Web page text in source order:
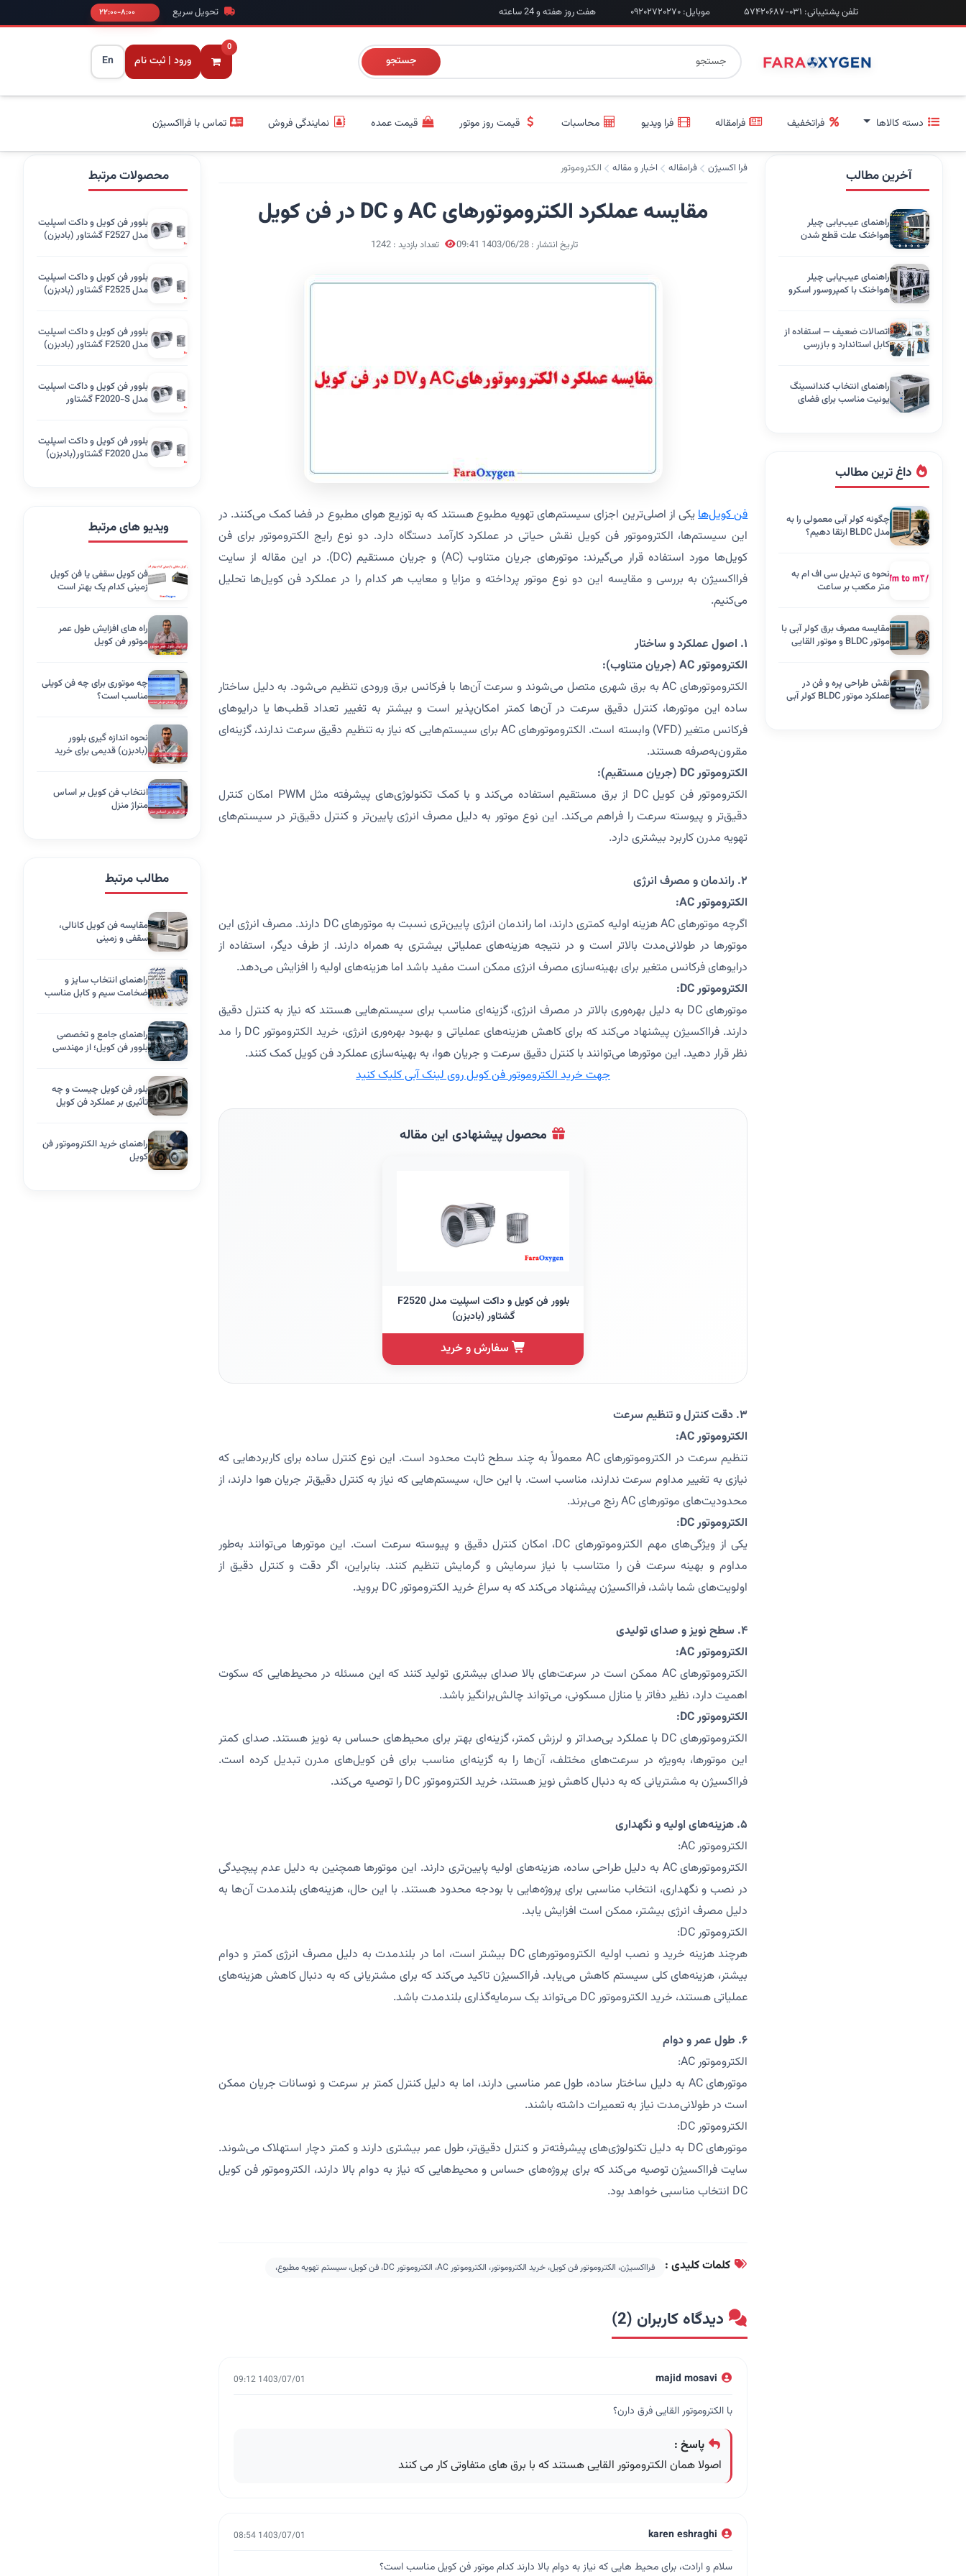
تلفن پشتیبانی: ۰۳۱-۵۷۴۲۰۶۸۷ موبایل: ۰۹۲۰۲۷۲۰۲۷۰ هفت روز هفته و 24 ساعته تحویل سریع
جستجو
0
ورود | ثبت نام En
دسته کالاها فراتخفیف فرامقاله فرا ویدیو محاسبات قیمت روز موتور قیمت عمده نمایندگی فروش تماس با فرااکسیژن
آخرین مطالب
راهنمای عیب‌یابی چیلر
هواخنک علت قطع شدن
راهنمای عیب‌یابی چیلر
هواخنک با کمپروسور اسکرو
اتصالات ضعیف — استفاده از
کابل استاندارد و بازرسی
راهنمای انتخاب کندانسینگ
یونیت مناسب برای فضای
داغ ترین مطالب
چگونه کولر آبی معمولی را به
مدل BLDC ارتقا دهیم؟
نحوه ی تبدیل سی اف ام به
متر مکعب بر ساعت
مقایسه مصرف برق کولر آبی با
موتور BLDC و موتور القایی
نقش طراحی پره و فن در
عملکرد موتور BLDC کولر آبی
فرا اکسیژن فرامقاله اخبار و مقاله الکتروموتور
مقایسه عملکرد الکتروموتورهای AC و DC در فن کویل
تاریخ انتشار : 1403/06/28 09:41 تعداد بازدید : 1242
فن کویل‌هایکی از اصلی‌ترین اجزای سیستم‌های تهویه مطبوع هستند که به توزیع هوای مطبوع در فضا کمک می‌کنند. در
این سیستم‌ها، الکتروموتور فن کویل نقش حیاتی در عملکرد کارآمد دستگاه دارد. دو نوع رایج الکتروموتور برای فن
کویل‌ها مورد استفاده قرار می‌گیرند: موتورهای جریان متناوب (AC) و جریان مستقیم (DC). در این مقاله از سایت
فرااکسیژن به بررسی و مقایسه این دو نوع موتور پرداخته و مزایا و معایب هر کدام را در عملکرد فن کویل‌ها تحلیل
می‌کنیم.
۱. اصول عملکرد و ساختار
الکتروموتور AC (جریان متناوب):
الکتروموتورهای AC به برق شهری متصل می‌شوند و سرعت آن‌ها با فرکانس برق ورودی تنظیم می‌شود. به دلیل ساختار
ساده این موتورها، کنترل دقیق سرعت در آن‌ها کمتر امکان‌پذیر است و بیشتر به تغییر تعداد قطب‌ها یا درایوهای
فرکانس متغیر (VFD) وابسته است. الکتروموتورهای AC برای سیستم‌هایی که نیاز به تنظیم دقیق سرعت ندارند، گزینه‌ای
مقرون‌به‌صرفه هستند.
الکتروموتور DC (جریان مستقیم):
الکتروموتور فن کویل DC از برق مستقیم استفاده می‌کند و با کمک تکنولوژی‌های پیشرفته مثل PWM امکان کنترل
دقیق‌تر و پیوسته سرعت را فراهم می‌کند. این نوع موتور به دلیل مصرف انرژی پایین‌تر و کنترل دقیق‌تر در سیستم‌های
تهویه مدرن کاربرد بیشتری دارد.
۲. راندمان و مصرف انرژی
الکتروموتور AC:
اگرچه موتورهای AC هزینه اولیه کمتری دارند، اما راندمان انرژی پایین‌تری نسبت به موتورهای DC دارند. مصرف انرژی این
موتورها در طولانی‌مدت بالاتر است و در نتیجه هزینه‌های عملیاتی بیشتری به همراه دارند. از طرف دیگر، استفاده از
درایوهای فرکانس متغیر برای بهینه‌سازی مصرف انرژی ممکن است مفید باشد اما هزینه‌های اولیه را افزایش می‌دهد.
الکتروموتور DC:
موتورهای DC به دلیل بهره‌وری بالاتر در مصرف انرژی، گزینه‌ای مناسب برای سیستم‌هایی هستند که نیاز به کنترل دقیق
دارند. فرااکسیژن پیشنهاد می‌کند که برای کاهش هزینه‌های عملیاتی و بهبود بهره‌وری انرژی، خرید الکتروموتور DC را مد
نظر قرار دهید. این موتورها می‌توانند با کنترل دقیق سرعت و جریان هوا، به بهینه‌سازی عملکرد فن کویل کمک کنند.
جهت خرید الکتروموتور فن کویل روی لینک آبی کلیک کنید
محصول پیشنهادی این مقاله
بلوور فن کویل و داکت اسپلیت مدل F2520
گشتاور (بادبزن)
سفارش و خرید
۳. دقت کنترل و تنظیم سرعت
الکتروموتور AC:
تنظیم سرعت در الکتروموتورهای AC معمولاً به چند سطح ثابت محدود است. این نوع کنترل ساده برای کاربردهایی که
نیازی به تغییر مداوم سرعت ندارند، مناسب است. با این حال، سیستم‌هایی که نیاز به کنترل دقیق‌تر جریان هوا دارند، از
محدودیت‌های موتورهای AC رنج می‌برند.
الکتروموتور DC:
یکی از ویژگی‌های مهم الکتروموتورهای DC، امکان کنترل دقیق و پیوسته سرعت است. این موتورها می‌توانند به‌طور
مداوم و بهینه سرعت فن را متناسب با نیاز سرمایش و گرمایش تنظیم کنند. بنابراین، اگر دقت و کنترل دقیق از
اولویت‌های شما باشد، فرااکسیژن پیشنهاد می‌کند که به سراغ خرید الکتروموتور DC بروید.
۴. سطح نویز و صدای تولیدی
الکتروموتور AC:
الکتروموتورهای AC ممکن است در سرعت‌های بالا صدای بیشتری تولید کنند که این مسئله در محیط‌هایی که سکوت
اهمیت دارد، نظیر دفاتر یا منازل مسکونی، می‌تواند چالش‌برانگیز باشد.
الکتروموتور DC:
الکتروموتورهای DC با عملکرد بی‌صداتر و لرزش کمتر، گزینه‌ای بهتر برای محیط‌های حساس به نویز هستند. صدای کمتر
این موتورها، به‌ویژه در سرعت‌های مختلف، آن‌ها را به گزینه‌ای مناسب برای فن کویل‌های مدرن تبدیل کرده است.
فرااکسیژن به مشتریانی که به دنبال کاهش نویز هستند، خرید الکتروموتور DC را توصیه می‌کند.
۵. هزینه‌های اولیه و نگهداری
الکتروموتور AC:
الکتروموتورهای AC به دلیل طراحی ساده، هزینه‌های اولیه پایین‌تری دارند. این موتورها همچنین به دلیل عدم پیچیدگی
در نصب و نگهداری، انتخاب مناسبی برای پروژه‌هایی با بودجه محدود هستند. با این حال، هزینه‌های بلندمدت آن‌ها به
دلیل مصرف انرژی بیشتر، ممکن است افزایش یابد.
الکتروموتور DC:
هرچند هزینه خرید و نصب اولیه الکتروموتورهای DC بیشتر است، اما در بلندمدت به دلیل مصرف انرژی کمتر و دوام
بیشتر، هزینه‌های کلی سیستم کاهش می‌یابد. فرااکسیژن تاکید می‌کند که برای مشتریانی که به دنبال کاهش هزینه‌های
عملیاتی هستند، خرید الکتروموتور DC می‌تواند یک سرمایه‌گذاری بلندمدت باشد.
۶. طول عمر و دوام
الکتروموتور AC:
موتورهای AC به دلیل ساختار ساده، طول عمر مناسبی دارند، اما به دلیل کنترل کمتر بر سرعت و نوسانات جریان ممکن
است در طولانی‌مدت نیاز به تعمیرات داشته باشند.
الکتروموتور DC:
موتورهای DC به دلیل تکنولوژی‌های پیشرفته‌تر و کنترل دقیق‌تر، طول عمر بیشتری دارند و کمتر دچار استهلاک می‌شوند.
سایت فرااکسیژن توصیه می‌کند که برای پروژه‌های حساس و محیط‌هایی که نیاز به دوام بالا دارند، الکتروموتور فن کویل
DC انتخاب مناسبی خواهد بود.
کلمات کلیدی : فرااکسیژن، الکتروموتور فن کویل، خرید الکتروموتور، الکتروموتور AC، الکتروموتور DC، فن کویل، سیستم تهویه مطبوع،
دیدگاه کاربران (2)
با الکتروموتور القایی فرق دارن؟
پاسخ :
اصولا همان الکتروموتور القایی هستند که با برق های متفاوتی کار می کنند
سلام و ارادت، برای محیط هایی که نیاز به دوام بالا دارند کدام موتور فن کویل مناسب است؟
محصولات مرتبط
بلوور فن کویل و داکت اسپلیت
مدل F2527 گشتاور (بادبزن)
بلوور فن کویل و داکت اسپلیت
مدل F2525 گشتاور (بادبزن)
بلوور فن کویل و داکت اسپلیت
مدل F2520 گشتاور (بادبزن)
بلوور فن کویل و داکت اسپلیت
مدل F2020-S گشتاور
بلوور فن کویل و داکت اسپلیت
مدل F2020 گشتاور(بادبزن)
ویدیو های مرتبط
فن کویل سقفی یا فن کویل
زمینی کدام یک بهتر است
راه های افزایش طول عمر
موتور فن کویل
چه موتوری برای چه فن کویلی
مناسب است؟
نحوه اندازه گیری بلوور
(بادبزن) قدیمی برای خرید
انتخاب فن کویل بر اساس
متراژ منزل
مطالب مرتبط
مقایسه فن کویل کانالی،
سقفی و زمینی
راهنمای انتخاب سایز و
ضخامت سیم و کابل مناسب
راهنمای جامع و تخصصی
بلوور فن کویل؛ از مهندسی
بلور فن کویل چیست و چه
تأثیری بر عملکرد فن کویل
راهنمای خرید الکتروموتور فن
کویل